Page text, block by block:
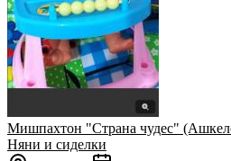
Мишпахтон "Страна чудес"
Няни и сиделки